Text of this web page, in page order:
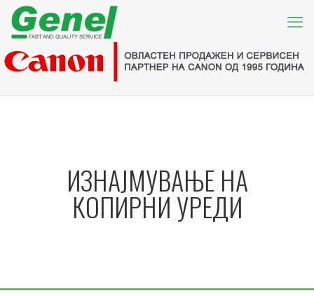
ИЗНАЈМУВАЊЕ НА
КОПИРНИ УРЕДИ